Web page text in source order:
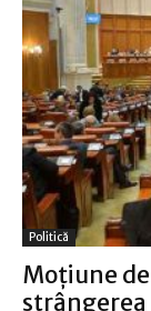
Politică
Moţiune